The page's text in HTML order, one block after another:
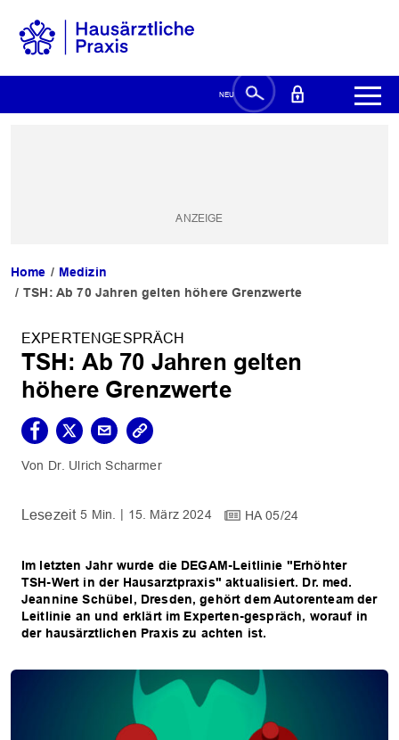
Home
Medizin
TSH: Ab 70 Jahren gelten höhere Grenzwerte
EXPERTENGESPRÄCH
TSH: Ab 70 Jahren gelten
höhere Grenzwerte
Dr. Ulrich Scharmer
5 Min. 15. März 2024 HA 05/24
Im letzten Jahr wurde die DEGAM-Leitlinie "Erhöhter
TSH-Wert in der Hausarztpraxis" aktualisiert. Dr. med.
Jeannine Schübel, Dresden, gehört dem Autorenteam der
Leitlinie an und erklärt im Experten-gespräch, worauf in
der hausärztlichen Praxis zu achten ist.